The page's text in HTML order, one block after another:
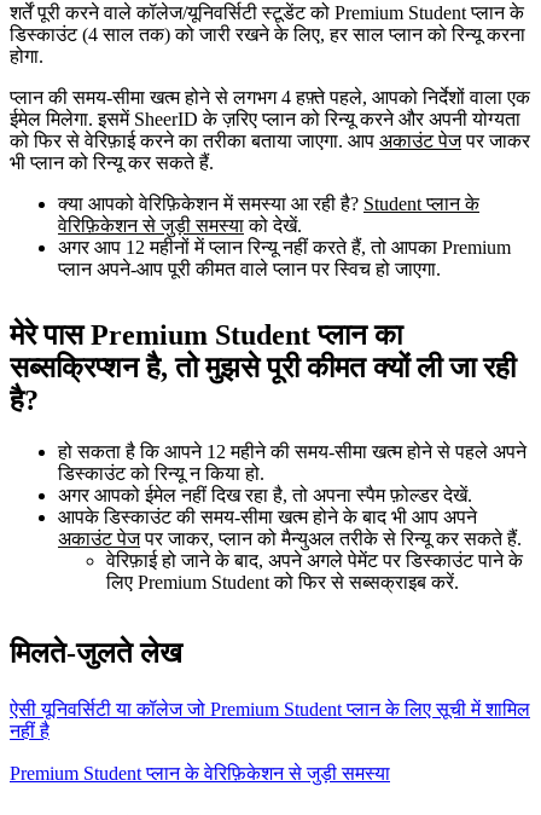
शर्तें पूरी करने वाले कॉलेज/यूनिवर्सिटी स्टूडेंट को Premium Student प्लान के
डिस्काउंट (4 साल तक) को जारी रखने के लिए, हर साल प्लान को रिन्यू करना
होगा.
प्लान की समय-सीमा खत्म होने से लगभग 4 हफ़्ते पहले, आपको निर्देशों वाला एक
ईमेल मिलेगा. इसमें SheerID के ज़रिए प्लान को रिन्यू करने और अपनी योग्यता
को फिर से वेरिफ़ाई करने का तरीका बताया जाएगा. आप अकाउंट पेजपर जाकर
भी प्लान को रिन्यू कर सकते हैं.
क्या आपको वेरिफ़िकेशन में समस्या आ रही है? Student प्लान के
वेरिफ़िकेशन से जुड़ी समस्याको देखें.
अगर आप 12 महीनों में प्लान रिन्यू नहीं करते हैं, तो आपका Premium
प्लान अपने-आप पूरी कीमत वाले प्लान पर स्विच हो जाएगा.
मेरे पास Premium Student प्लान का
सब्सक्रिप्शन है, तो मुझसे पूरी कीमत क्यों ली जा रही
है?
हो सकता है कि आपने 12 महीने की समय-सीमा खत्म होने से पहले अपने
डिस्काउंट को रिन्यू न किया हो.
अगर आपको ईमेल नहीं दिख रहा है, तो अपना स्पैम फ़ोल्डर देखें.
आपके डिस्काउंट की समय-सीमा खत्म होने के बाद भी आप अपने
अकाउंट पेजपर जाकर, प्लान को मैन्युअल तरीके से रिन्यू कर सकते हैं.
वेरिफ़ाई हो जाने के बाद, अपने अगले पेमेंट पर डिस्काउंट पाने के
लिए Premium Student को फिर से सब्सक्राइब करें.
मिलते-जुलते लेख
ऐसी यूनिवर्सिटी या कॉलेज जो Premium Student प्लान के लिए सूची में शामिल
नहीं है
Premium Student प्लान के वेरिफ़िकेशन से जुड़ी समस्या